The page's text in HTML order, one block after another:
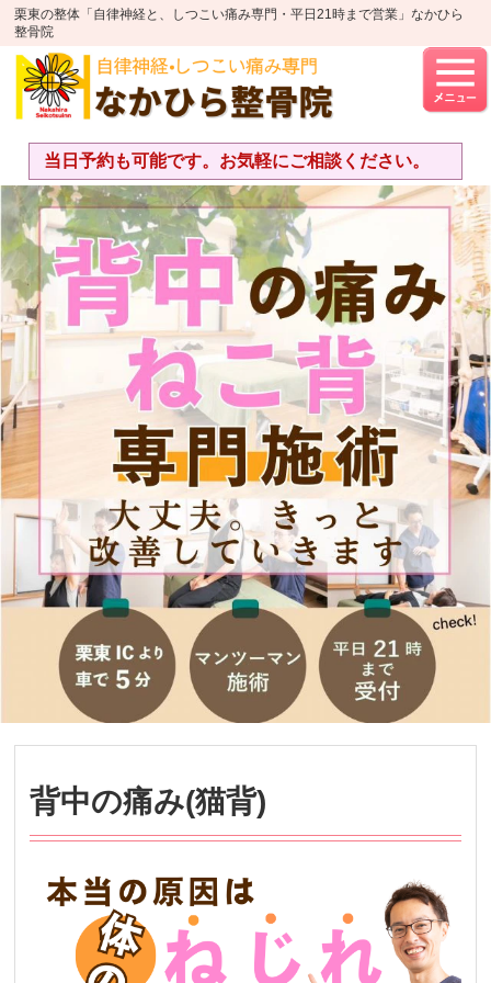
栗東の整体「自律神経と、しつこい痛み専門・平日21時まで営業」なかひら
整骨院
当日予約も可能です。お気軽にご相談ください。
背中の痛み(猫背)